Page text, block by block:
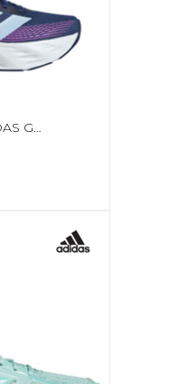
BUTY DAMSKIE ADIDAS GALAXY 8 IH9787